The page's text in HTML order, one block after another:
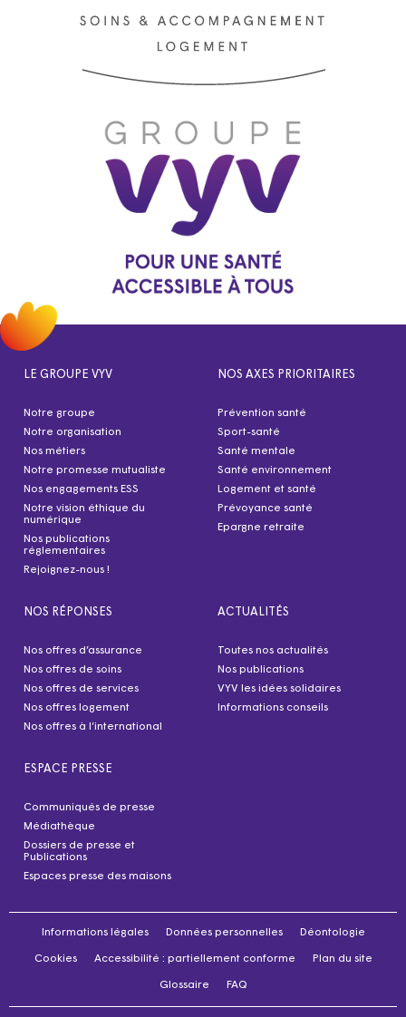
LE GROUPE VYV
Notre groupe
Notre organisation
Nos métiers
Notre promesse mutualiste
Nos engagements ESS
Notre vision éthique du
numérique
Nos publications
réglementaires
Rejoignez-nous !
NOS AXES PRIORITAIRES
Prévention santé
Sport-santé
Santé mentale
Santé environnement
Logement et santé
Prévoyance santé
Epargne retraite
NOS RÉPONSES
Nos offres d’assurance
Nos offres de soins
Nos offres de services
Nos offres logement
Nos offres à l’international
ACTUALITÉS
Toutes nos actualités
Nos publications
VYV les idées solidaires
Informations conseils
ESPACE PRESSE
Communiqués de presse
Médiathèque
Dossiers de presse et
Publications
Espaces presse des maisons
Informations légales Données personnelles Déontologie
Cookies Accessibilité : partiellement conforme Plan du site
Glossaire FAQ